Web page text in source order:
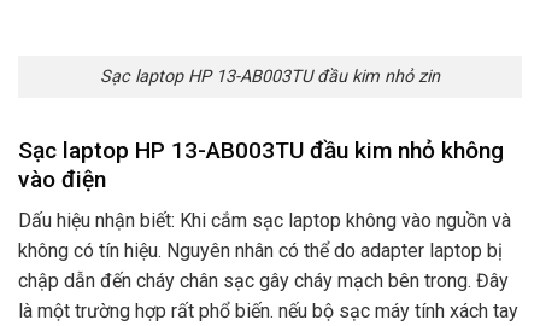
Sạc laptop HP 13-AB003TU đầu kim nhỏ zin
Sạc laptop HP 13-AB003TU đầu kim nhỏ không
vào điện
Dấu hiệu nhận biết: Khi cắm sạc laptop không vào nguồn và
không có tín hiệu. Nguyên nhân có thể do adapter laptop bị
chập dẫn đến cháy chân sạc gây cháy mạch bên trong. Đây
là một trường hợp rất phổ biến. nếu bộ sạc máy tính xách tay